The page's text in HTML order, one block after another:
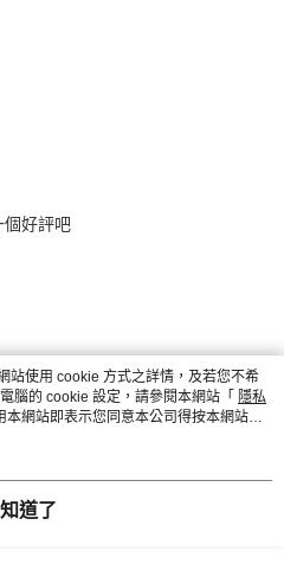
好評吧
站使用 cookie 方式之詳情，及若您不希
腦的 cookie 設定，請參閱本網站「 隱私
本網站即表示您同意本公司得按本網站使
道了